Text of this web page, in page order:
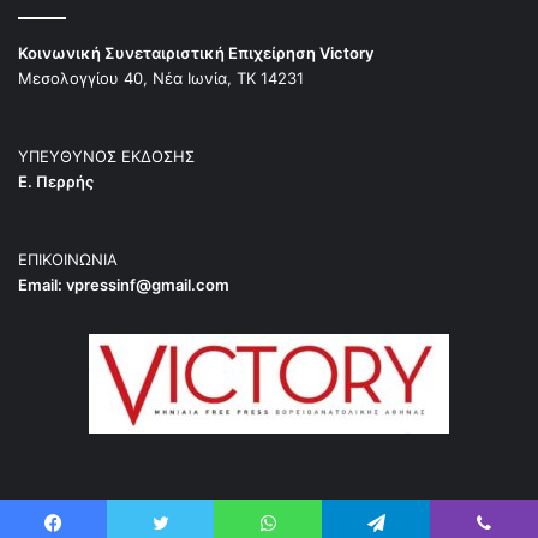
Κοινωνική Συνεταιριστική Επιχείρηση Victory
Μεσολογγίου 40, Νέα Ιωνία, ΤΚ 14231
ΥΠΕΥΘΥΝΟΣ ΕΚΔΟΣΗΣ
Ε. Περρής
ΕΠΙΚΟΙΝΩΝΙΑ
Email: vpressinf@gmail.com